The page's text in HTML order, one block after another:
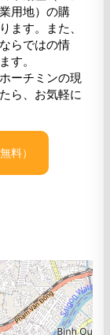
用地）の購
ます。また、
らではの情
す。
ーチミンの現
ら、お気軽に
料）